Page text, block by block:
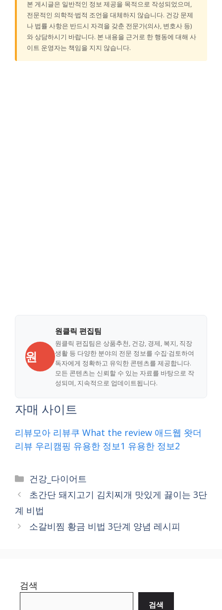
본 게시글은 일반적인 정보 제공을 목적으로 작성되었으며,
전문적인 의학적·법적 조언을 대체하지 않습니다. 건강 문제
나 법률 사항은 반드시 자격을 갖춘 전문가(의사, 변호사 등)
와 상담하시기 바랍니다. 본 내용을 근거로 한 행동에 대해 사
이트 운영자는 책임을 지지 않습니다.
원
원클릭 편집팀
원클릭 편집팀은 상품추천, 건강, 경제, 복지, 직장
생활 등 다양한 분야의 전문 정보를 수집·검토하여
독자에게 정확하고 유익한 콘텐츠를 제공합니다.
모든 콘텐츠는 신뢰할 수 있는 자료를 바탕으로 작
성되며, 지속적으로 업데이트됩니다.
자매 사이트
리뷰모아 리뷰쿠 What the review 애드웹 왓더
리뷰 우리캠핑 유용한 정보1 유용한 정보2
Categories
건강_다이어트
초간단 돼지고기 김치찌개 맛있게 끓이는 3단
계 비법
소갈비찜 황금 비법 3단계 양념 레시피
검색
검색